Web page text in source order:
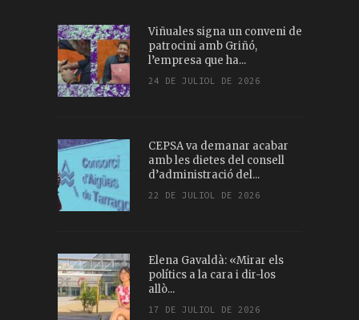
Viñuales signa un conveni de
patrocini amb Griñó,
l’empresa que ha...
24 DE JULIOL DE 2026
CEPSA va demanar acabar
amb les dietes del consell
d’administració del...
22 DE JULIOL DE 2026
Elena Gavaldà: «Mirar els
polítics a la cara i dir-los
allò...
17 DE JULIOL DE 2026